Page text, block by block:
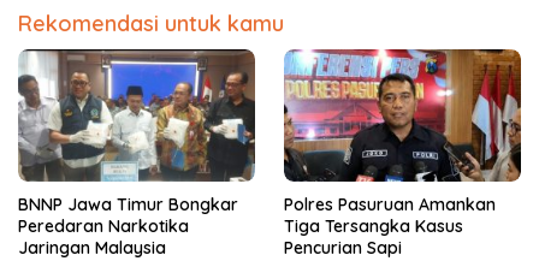
Rekomendasi untuk kamu
BNNP Jawa Timur Bongkar
Peredaran Narkotika
Jaringan Malaysia
Polres Pasuruan Amankan
Tiga Tersangka Kasus
Pencurian Sapi